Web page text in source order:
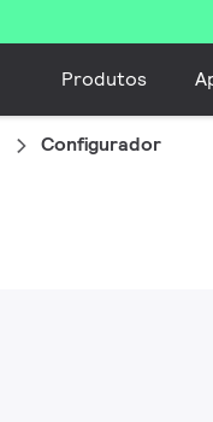
Produtos
Configurador